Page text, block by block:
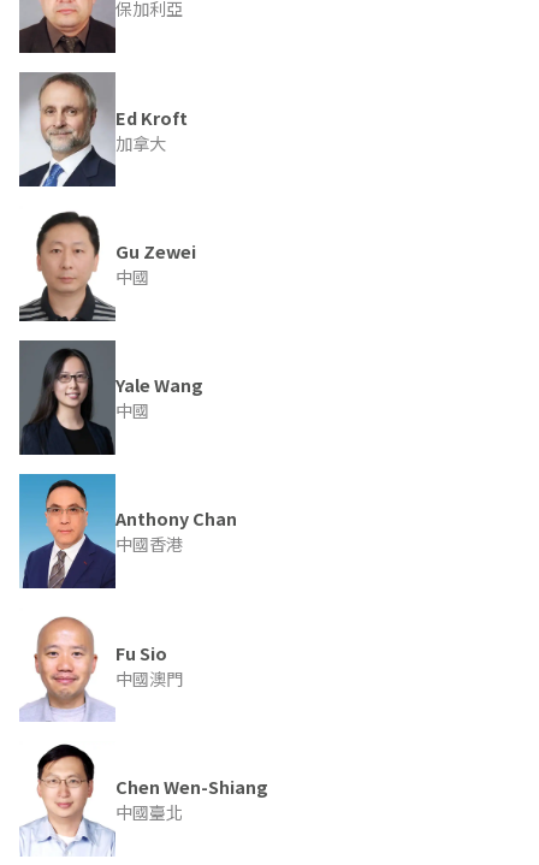
保加利亞
Ed Kroft
加拿大
Gu Zewei
中國
Yale Wang
中國
Anthony Chan
中國香港
Fu Sio
中國澳門
Chen Wen-Shiang
中國臺北